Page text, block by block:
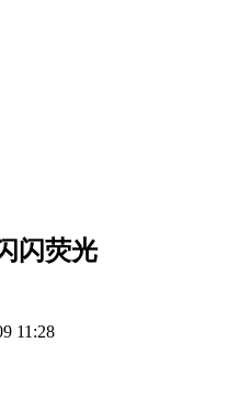
闪荧光
11:28